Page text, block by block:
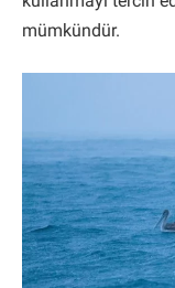
mümkündür.